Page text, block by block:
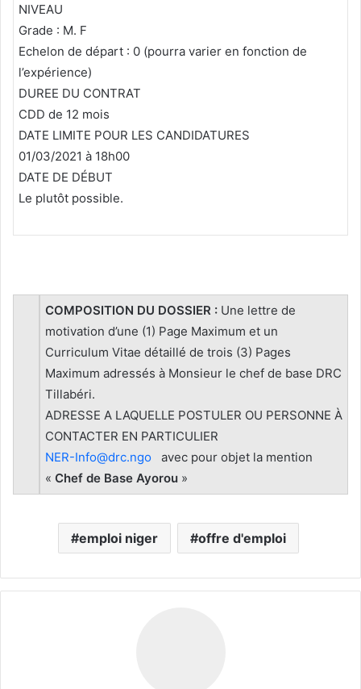
NIVEAU
Grade : M. F
Echelon de départ : 0 (pourra varier en fonction de
l’expérience)
DUREE DU CONTRAT
CDD de 12 mois
DATE LIMITE POUR LES CANDIDATURES
01/03/2021 à 18h00
DATE DE DÉBUT
Le plutôt possible.
COMPOSITION DU DOSSIER : Une lettre de
motivation d’une (1) Page Maximum et un
Curriculum Vitae détaillé de trois (3) Pages
Maximum adressés à Monsieur le chef de base DRC
Tillabéri.
ADRESSE A LAQUELLE POSTULER OU PERSONNE À
CONTACTER EN PARTICULIER
NER-Info@drc.ngo avec pour objet la mention
« Chef de Base Ayorou »
emploi niger offre d'emploi